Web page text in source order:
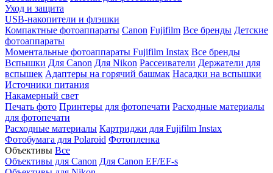
Уход и защита
USB-накопители и флэшки
Компактные фотоаппараты Canon Fujifilm Все бренды Детские
фотоаппараты
Моментальные фотоаппараты Fujifilm Instax Все бренды
Вспышки Для Canon Для Nikon Рассеиватели Держатели для
вспышек Адаптеры на горячий башмак Насадки на вспышки
Источники питания
Накамерный свет
Печать фото Принтеры для фотопечати Расходные материалы
для фотопечати
Расходные материалы Картриджи для Fujifilm Instax
Фотобумага для Polaroid Фотопленка
Объективы Все
Объективы для Canon Для Canon EF/EF-s